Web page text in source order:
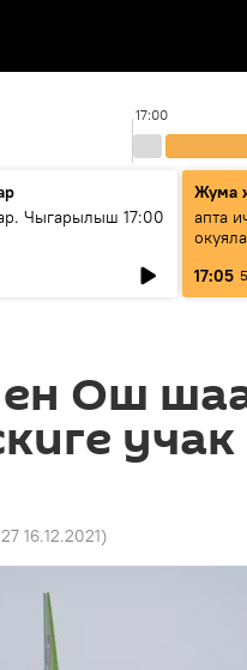
17:00
Чыгарылыш 17:00
Жума
апта
17:05
Ош
учак
16.12.2021)